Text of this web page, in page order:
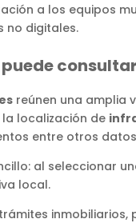
a los equipos
no digitales.
reúnen una amplia
la localización de
entre otros
al seleccionar
local.